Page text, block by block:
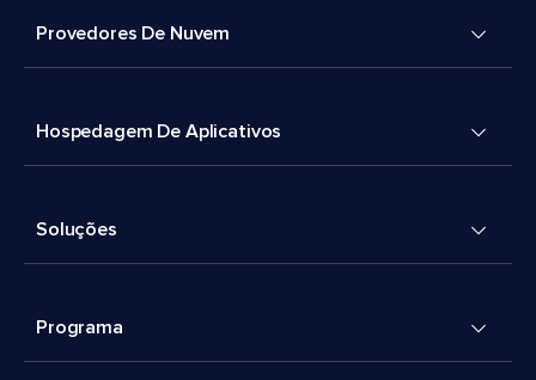
Provedores De Nuvem
Hospedagem De Aplicativos
Soluções
Programa